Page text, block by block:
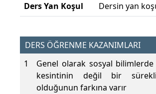
Ders Yan Koşul
Dersin yan
DERS ÖĞRENME KAZANIMLARI
1
Genel olarak sosyal
kesintinin değil bir
olduğunun farkına varır